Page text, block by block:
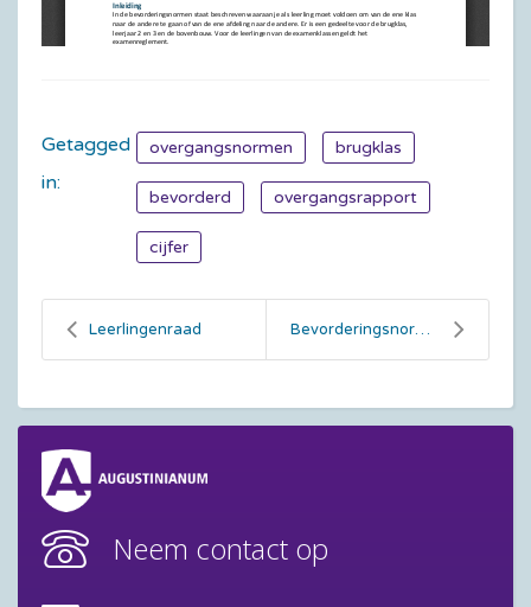
Getagged
in:
overgangsnormen brugklas
bevorderd overgangsrapport
cijfer
Leerlingenraad Bevorderingsnormen schooljaar 2025-2026
Neem contact op